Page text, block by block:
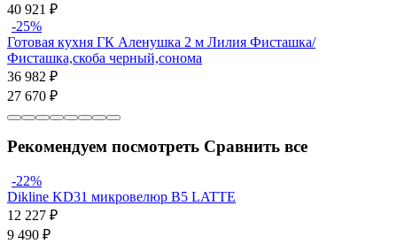
40 921 ₽
-25%
Готовая кухня ГК Аленушка 2 м Лилия Фиcташка/
Фисташка,скоба черный,сонома
36 982 ₽
27 670 ₽
Рекомендуем посмотреть Сравнить все
-22%
Dikline KD31 микровелюр B5 LATTE
12 227 ₽
9 490 ₽